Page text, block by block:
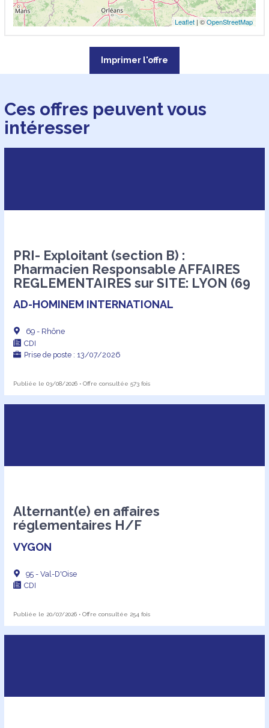
Leaflet| ©OpenStreetMap
Imprimer l'offre
Ces offres peuvent vous
intéresser
PRI- Exploitant (section B) :
Pharmacien Responsable AFFAIRES
REGLEMENTAIRES sur SITE: LYON (69
AD-HOMINEM INTERNATIONAL
69 - Rhône
CDI
Prise de poste : 13/07/2026
Publiée le 03/08/2026 • Offre consultée 573 fois
Alternant(e) en affaires
réglementaires H/F
VYGON
95 - Val-D'Oise
CDI
Publiée le 20/07/2026 • Offre consultée 254 fois